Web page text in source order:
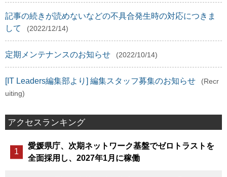
記事の続きが読めないなどの不具合発生時の対応につきま
して
(2022/12/14)
定期メンテナンスのお知らせ (2022/10/14)
[IT Leaders編集部より] 編集スタッフ募集のお知らせ
(Recr
uiting)
アクセスランキング
愛媛県庁、次期ネットワーク基盤でゼロトラストを
全面採用し、2027年1月に稼働